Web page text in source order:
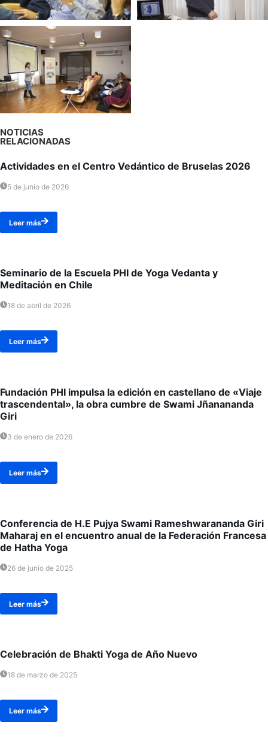
NOTICIAS
RELACIONADAS
Actividades en el Centro Vedántico de Bruselas 2026
5 de junio de 2026
Leer más
Seminario de la Escuela PHI de Yoga Vedanta y
Meditación en Chile
18 de abril de 2026
Leer más
Fundación PHI impulsa la edición en castellano de «Viaje
trascendental», la obra cumbre de Swami Jñanananda
Giri
3 de enero de 2026
Leer más
Conferencia de H.E Pujya Swami Rameshwarananda Giri
Maharaj en el encuentro anual de la Federación Francesa
de Hatha Yoga
26 de junio de 2025
Leer más
Celebración de Bhakti Yoga de Año Nuevo
18 de marzo de 2025
Leer más